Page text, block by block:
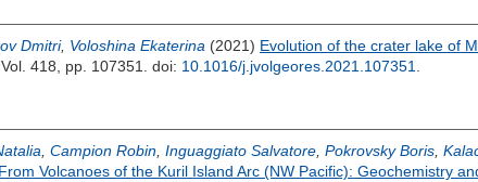
Dmitri, Voloshina Ekaterina (2021) Evolution of the crater lake of
418, pp. 107351. doi: 10.1016/j.jvolgeores.2021.107351
Campion Robin Inguaggiato Salvatore Pokrovsky Boris
Volcanoes of the Kuril Island Arc (NW Pacific): Geochemistry